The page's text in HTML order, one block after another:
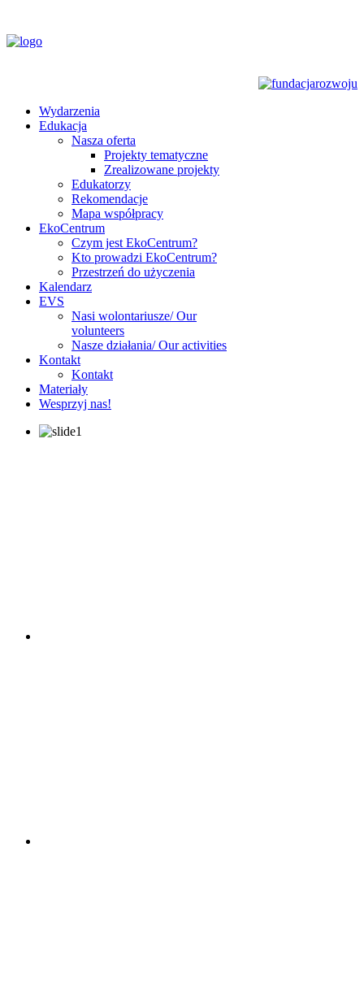
Wydarzenia
Edukacja
Nasza oferta
Projekty tematyczne
Zrealizowane projekty
Edukatorzy
Rekomendacje
Mapa współpracy
EkoCentrum
Czym jest EkoCentrum?
Kto prowadzi EkoCentrum?
Przestrzeń do użyczenia
Kalendarz
EVS
Nasi wolontariusze/ Our
volunteers
Nasze działania/ Our activities
Kontakt
Kontakt
Materiały
Wesprzyj nas!